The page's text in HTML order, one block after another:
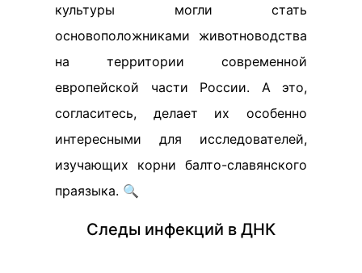
культуры могли стать
основоположниками животноводства
на территории современной
европейской части России. А это,
согласитесь, делает их особенно
интересными для исследователей,
изучающих корни балто-славянского
праязыка. 🔍
Следы инфекций в ДНК